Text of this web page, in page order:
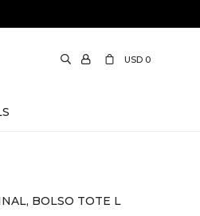
USD 0
BOLSO TOTE L